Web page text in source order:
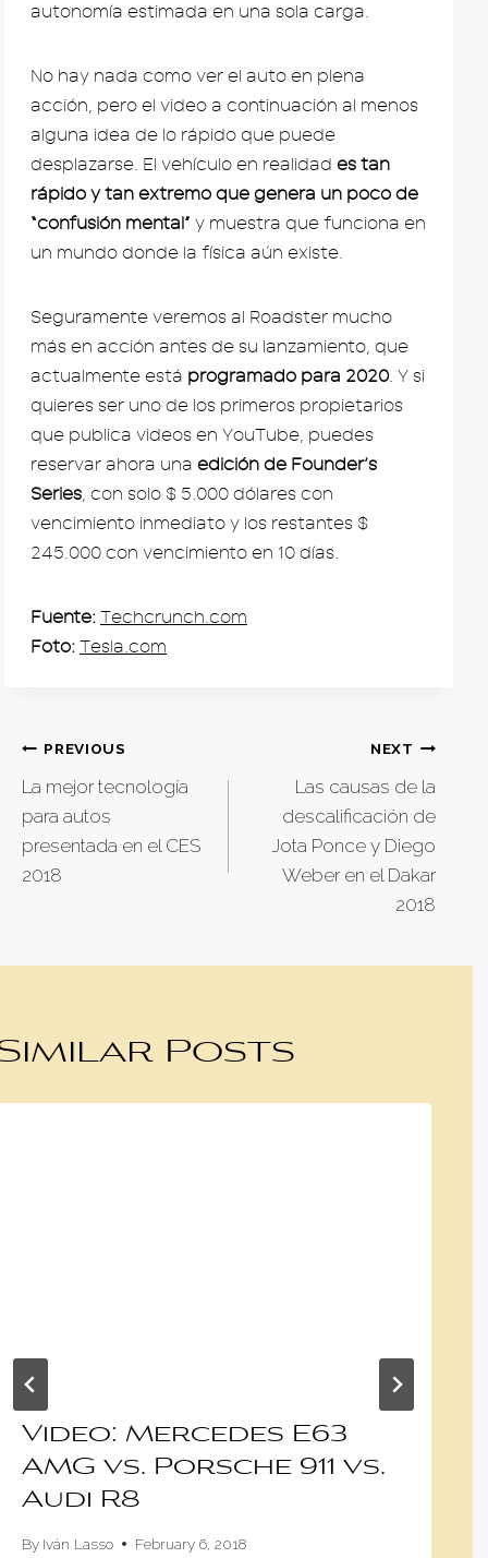
autonomía estimada en una sola carga.
No hay nada como ver el auto en plena
acción, pero el video a continuación al menos
alguna idea de lo rápido que puede
desplazarse. El vehículo en realidad es tan
rápido y tan extremo que genera un poco de
“confusión mental” y muestra que funciona en
un mundo donde la física aún existe.
Seguramente veremos al Roadster mucho
más en acción antes de su lanzamiento, que
actualmente está programado para 2020 . Y si
quieres ser uno de los primeros propietarios
que publica videos en YouTube, puedes
reservar ahora una edición de Founder’s
Series , con solo $ 5.000 dólares con
vencimiento inmediato y los restantes $
245.000 con vencimiento en 10 días.
Fuente: Techcrunch.com
Foto: Tesla.com
Post
navigation
PREVIOUS
La mejor tecnología
para autos
presentada en el CES
2018
NEXT
Las causas de la
descalificación de
Jota Ponce y Diego
Weber en el Dakar
2018
Posts
Video: Mercedes E63
AMG vs. Porsche 911 vs.
Audi R8
By Iván Lasso February 6, 2018